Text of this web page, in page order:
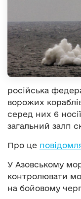
російська
ворожих
серед них 6
загальний залп
Про це
У Азовському
контролювати
на бойовому